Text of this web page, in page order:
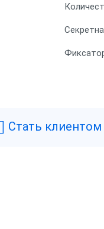
Стать клиентом